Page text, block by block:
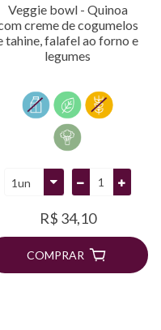
Veggie bowl - Quinoa
creme de cogumelos
tahine, falafel ao forno e
legumes
R$ 34,10
COMPRAR